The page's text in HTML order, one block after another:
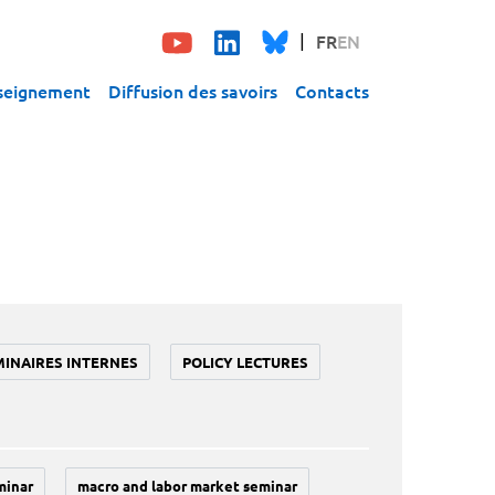
FREN
Diffusion des savoirs Contacts
INTERNES POLICY LECTURES
macro and labor market seminar